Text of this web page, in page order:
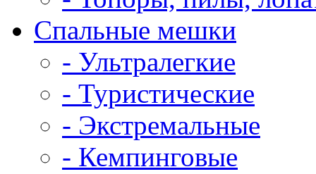
Спальные мешки
- Ультралегкие
- Туристические
- Экстремальные
- Кемпинговые